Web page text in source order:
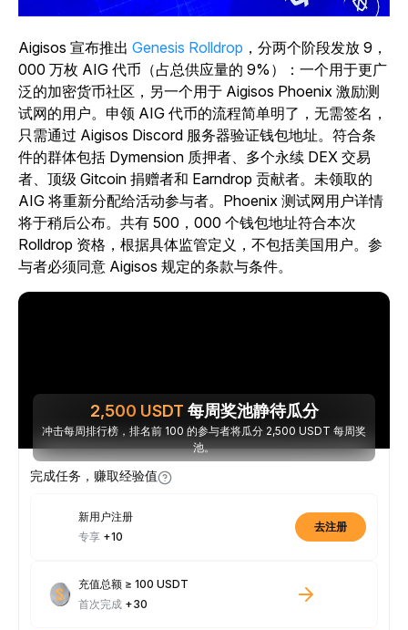
Aigisos 宣布推出 Genesis Rolldrop ，分两个阶段发放 9，
000 万枚 AIG 代币（占总供应量的 9%）：一个用于更广
泛的加密货币社区，另一个用于 Aigisos Phoenix 激励测
试网的用户。申领 AIG 代币的流程简单明了，无需签名，
只需通过 Aigisos Discord 服务器验证钱包地址。符合条
件的群体包括 Dymension 质押者、多个永续 DEX 交易
者、顶级 Gitcoin 捐赠者和 Earndrop 贡献者。未领取的
AIG 将重新分配给活动参与者。Phoenix 测试网用户详情
将于稍后公布。共有 500，000 个钱包地址符合本次
Rolldrop 资格，根据具体监管定义，不包括美国用户。参
与者必须同意 Aigisos 规定的条款与条件。
2,500 USDT 每周奖池静待瓜分
冲击每周排行榜，排名前 100 的参与者将瓜分 2,500 USDT 每周奖
池。
完成任务，赚取经验值
新用户注册
专享 +10
去注册
充值总额 ≥ 100 USDT
首次完成 +30